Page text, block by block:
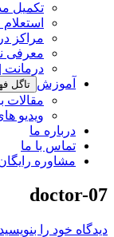
تکمیل
مراکز
معرفی
درمانت
آموزش تاگل
مقالات
ویدیو
درباره ما
تماس با ما
مشاوره
doctor-07
دیدگاه‌ خود را بنویسید